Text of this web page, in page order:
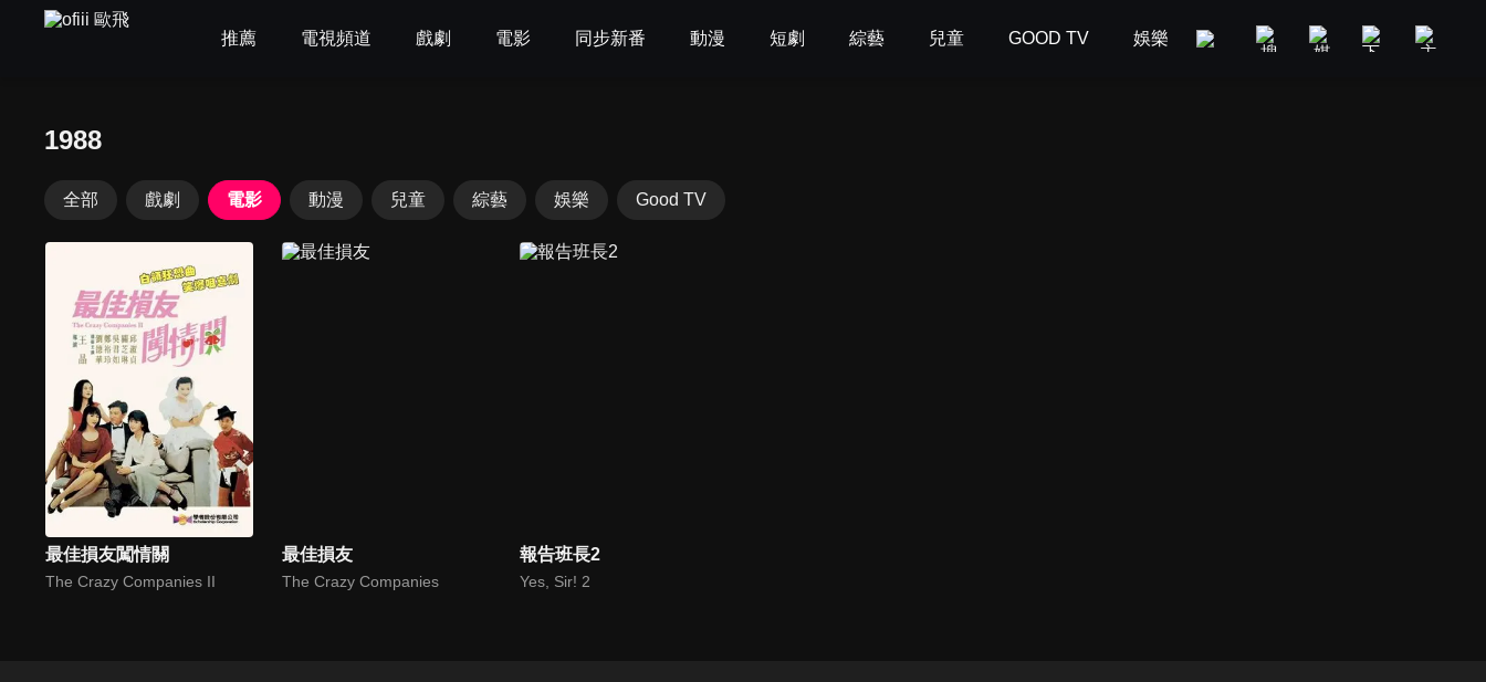
推薦 電視頻道 戲劇 電影 同步新番 動漫 短劇 綜藝 兒童 GOOD TV 娛樂 美食旅遊 新聞政論
1988
全部 戲劇 電影 動漫 兒童 綜藝 娛樂 Good TV
最佳損友闖情關
The Crazy Companies II
最佳損友
The Crazy Companies
報告班長2
Yes, Sir! 2